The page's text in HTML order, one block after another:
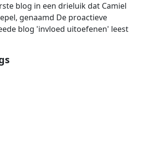
blog in een drieluik dat Camiel
genaamd De proactieve
blog 'invloed uitoefenen' leest